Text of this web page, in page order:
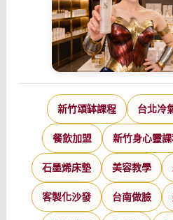
新竹頌缽課程 台北冷
餐飲加盟 新竹身心靈
石墨烯床墊 美容教學
客製化沙發 台南做臉